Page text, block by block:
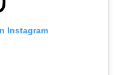
Instagram